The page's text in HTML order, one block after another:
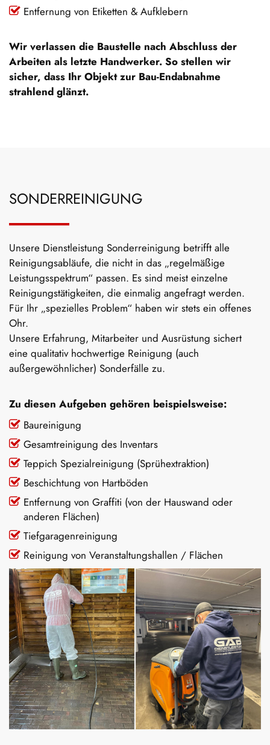
Entfernung von Etiketten & Aufklebern
Wir verlassen die Baustelle nach Abschluss der
Arbeiten als letzte Handwerker. So stellen wir
sicher, dass Ihr Objekt zur Bau-Endabnahme
strahlend glänzt.
SONDERREINIGUNG
Unsere Dienstleistung Sonderreinigung betrifft alle
Reinigungsabläufe, die nicht in das „regelmäßige
Leistungsspektrum“ passen. Es sind meist einzelne
Reinigungstätigkeiten, die einmalig angefragt werden.
Für Ihr „spezielles Problem“ haben wir stets ein offenes
Ohr.
Unsere Erfahrung, Mitarbeiter und Ausrüstung sichert
eine qualitativ hochwertige Reinigung (auch
außergewöhnlicher) Sonderfälle zu.
Zu diesen Aufgeben gehören beispielsweise:
Baureinigung
Gesamtreinigung des Inventars
Teppich Spezialreinigung (Sprühextraktion)
Beschichtung von Hartböden
Entfernung von Graffiti (von der Hauswand oder
anderen Flächen)
Tiefgaragenreinigung
Reinigung von Veranstaltungshallen / Flächen